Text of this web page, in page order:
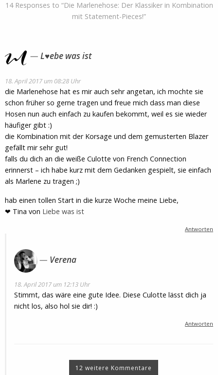
14 Responses to “Die Marlenehose: Der Klassiker in Kombination
mit Statement-Pieces!”
L♥ebe was ist
18. April 2017 um 08:28 Uhr
die Marlenehose hat es mir auch sehr angetan, ich mochte sie
schon früher so gerne tragen und freue mich dass man diese
Hosen nun auch einfach zu kaufen bekommt, weil es sie wieder
häufiger gibt :)
die Kombination mit der Korsage und dem gemusterten Blazer
gefällt mir sehr gut!
falls du dich an die weiße Culotte von French Connection
erinnerst – ich habe kurz mit dem Gedanken gespielt, sie einfach
als Marlene zu tragen ;)
hab einen tollen Start in die kurze Woche meine Liebe,
❤ Tina von Liebe was ist
Antworten
Verena
18. April 2017 um 12:13 Uhr
Stimmt, das wäre eine gute Idee. Diese Culotte lässt dich ja
nicht los, also hol sie dir! :)
Antworten
12 weitere Kommentare